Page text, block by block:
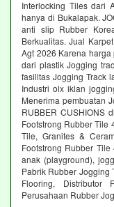
Interlocking Tiles dari
hanya di Bukalapak.
anti slip Rubber
Berkualitas. Jual
Agt 2026 Karena
dari plastik Jogging
fasilitas Jogging Track
Industri olx iklan
Menerima pembuatan
RUBBER CUSHIONS
Footstrong Rubber Tile
Tile, Granites &
Footstrong Rubber
anak (playground),
Pabrik Rubber Jogging
Flooring, Distributor
Perusahaan Rubber